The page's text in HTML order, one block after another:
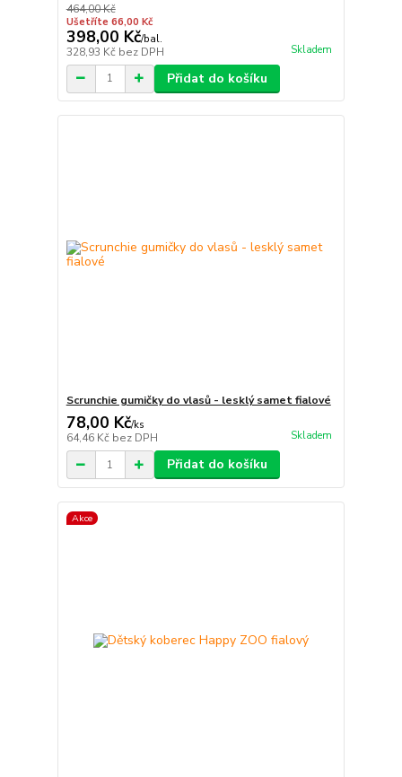
464,00 Kč
Ušetříte 66,00 Kč
398,00 Kč/bal.
328,93 Kč bez DPH Skladem
Přidat do košíku
Scrunchie gumičky do vlasů - lesklý samet fialové
78,00 Kč/ks
64,46 Kč bez DPH Skladem
Přidat do košíku
Akce